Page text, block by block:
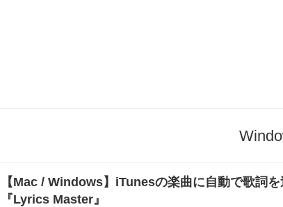
【Mac / Windows】iTunesの楽曲に自動で歌詞
『Lyrics Master』